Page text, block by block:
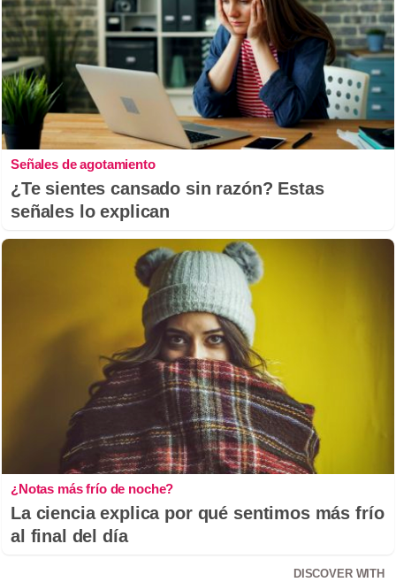
Señales de agotamiento
¿Te sientes cansado sin razón? Estas
señales lo explican
¿Notas más frío de noche?
La ciencia explica por qué sentimos más frío
al final del día
DISCOVER WITH